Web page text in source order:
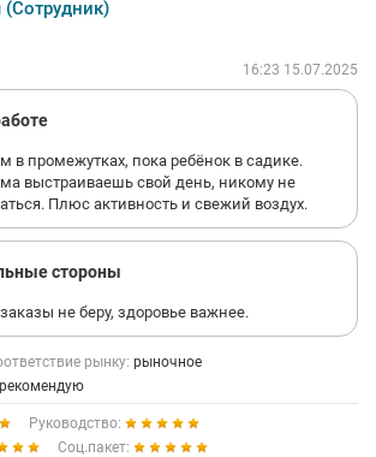
16:23 15.07.2025
в промежутках, пока ребёнок в садике.
выстраиваешь свой день, никому не
Плюс активность и свежий воздух.
стороны
не беру, здоровье важнее.
рынку: рыночное
рекомендую
Руководство:
Соц.пакет: